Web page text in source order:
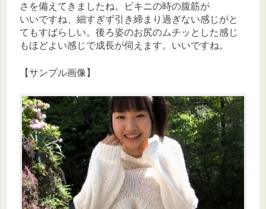
さを備えてきましたね。ビキニの時の腹筋が
いいですね、細すぎず引き締まり過ぎない感じがと
てもすばらしい。後ろ姿のお尻のムチッとした感じ
もほどよい感じで成長が伺えます。いいですね。
【サンプル画像】